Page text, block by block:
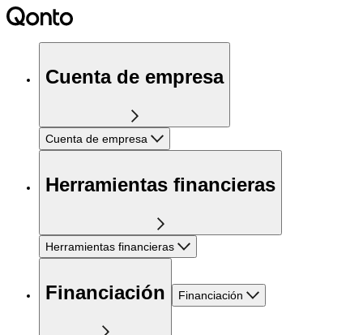
Cuenta de empresa
Cuenta de empresa
Herramientas financieras
Herramientas financieras
Financiación Financiación